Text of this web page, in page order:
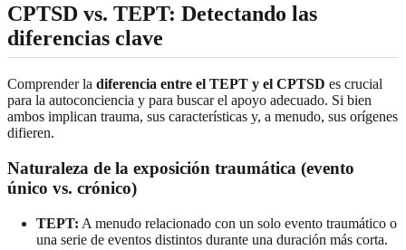
CPTSD vs. TEPT: Detectando las
diferencias clave
Comprender la diferencia entre el TEPT y el CPTSD es crucial
para la autoconciencia y para buscar el apoyo adecuado. Si bien
ambos implican trauma, sus características y, a menudo, sus orígenes
difieren.
Naturaleza de la exposición traumática (evento
único vs. crónico)
TEPT: A menudo relacionado con un solo evento traumático o
una serie de eventos distintos durante una duración más corta.